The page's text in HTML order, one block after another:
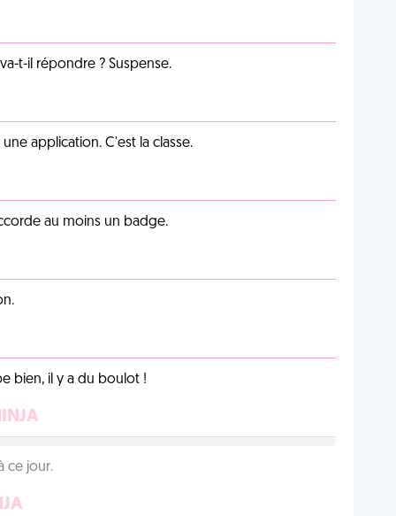
t-il répondre ? Suspense.
application. C'est la classe.
au moins un badge.
bien, il y a du boulot !
ce jour.